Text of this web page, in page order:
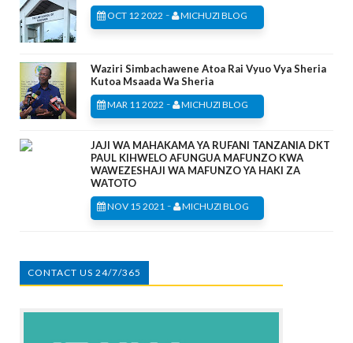
OCT 12 2022 - MICHUZI BLOG
Waziri Simbachawene Atoa Rai Vyuo Vya Sheria
Kutoa Msaada Wa Sheria
MAR 11 2022 - MICHUZI BLOG
JAJI WA MAHAKAMA YA RUFANI TANZANIA DKT
PAUL KIHWELO AFUNGUA MAFUNZO KWA
WAWEZESHAJI WA MAFUNZO YA HAKI ZA
WATOTO
NOV 15 2021 - MICHUZI BLOG
CONTACT US 24/7/365